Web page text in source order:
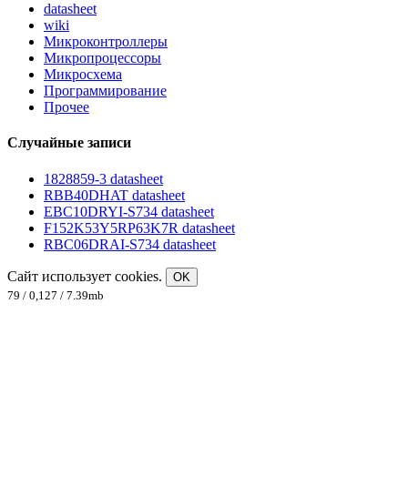
datasheet
wiki
Микроконтроллеры
Микропроцессоры
Микросхема
Программирование
Прочее
Случайные записи
1828859-3 datasheet
RBB40DHAT datasheet
EBC10DRYI-S734 datasheet
F152K53Y5RP63K7R datasheet
RBC06DRAI-S734 datasheet
Сайт использует cookies.
OK
79 / 0,127 / 7.39mb